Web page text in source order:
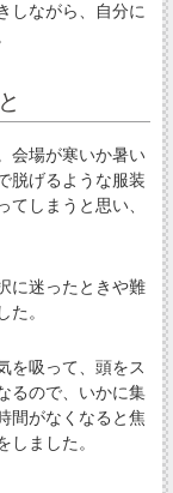
しながら、自分に
会場が寒いか暑い
脱げるような服装
しまうと思い、
に迷ったときや難
。
を吸って、頭をス
るので、いかに集
間がなくなると焦
ました。